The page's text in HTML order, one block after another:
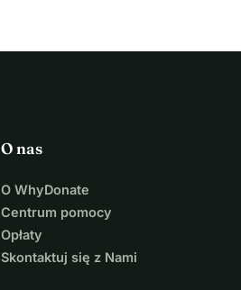
O nas
O WhyDonate
Centrum pomocy
Opłaty
Skontaktuj się z Nami